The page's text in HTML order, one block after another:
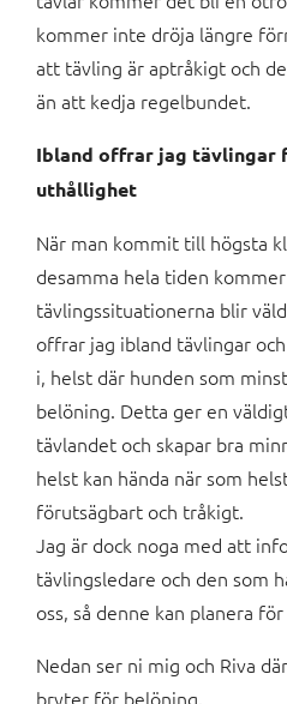
kommer inte dröja längre
att tävling är aptråkigt och
än att kedja regelbundet.
Ibland offrar jag tävlingar
uthållighet
När man kommit till högsta
desamma hela tiden
tävlingssituationerna blir
offrar jag ibland tävlingar
i, helst där hunden som
belöning. Detta ger en
tävlandet och skapar bra
helst kan hända när som
förutsägbart och tråkigt.
Jag är dock noga med att
tävlingsledare och den som
oss, så denne kan planera
Nedan ser ni mig och Riva
bryter för belöning.